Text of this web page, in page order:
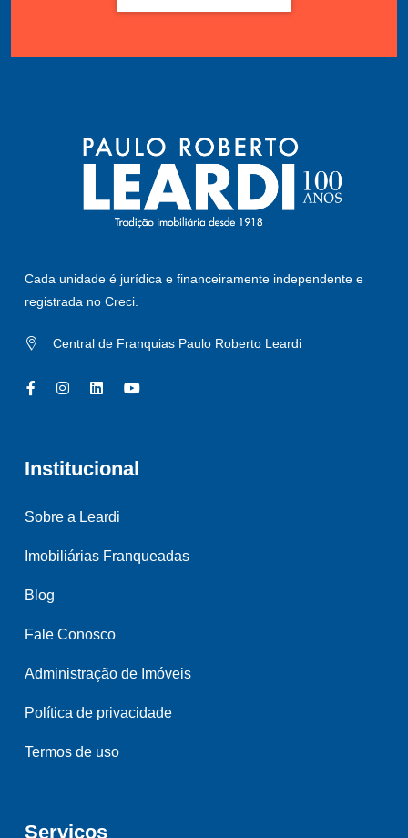
Cada unidade é jurídica e financeiramente independente e
registrada no Creci.
Central de Franquias Paulo Roberto Leardi
Institucional
Sobre a Leardi
Imobiliárias Franqueadas
Blog
Fale Conosco
Administração de Imóveis
Política de privacidade
Termos de uso
Serviços